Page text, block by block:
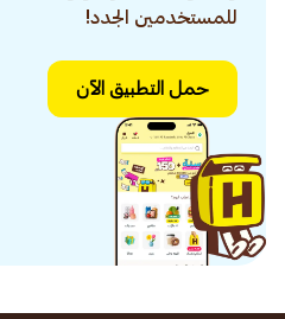
للمستخدمين الجدد!
حمل التطبيق الآن